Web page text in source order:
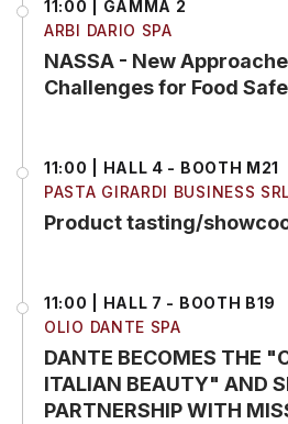
11:00 | GAMMA 2
ARBI DARIO SPA
NASSA - New
Challenges for Food
11:00 | HALL 4 - BOOTH M21
PASTA GIRARDI BUSINESS SRL
Product tasting/
11:00 | HALL 7 - BOOTH B19
OLIO DANTE SPA
DANTE BECOMES THE
ITALIAN BEAUTY" AND
PARTNERSHIP WITH